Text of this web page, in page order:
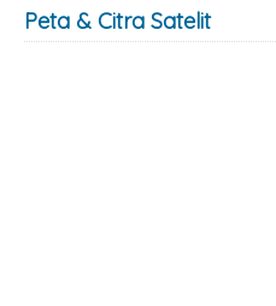
Peta & Citra Satelit